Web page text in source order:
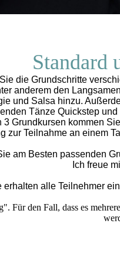
Standard
die Grundschritte
anderem den
und Salsa hinzu.
Tänze Quickstep
3 Grundkursen kommen
zur Teilnahme an einem
am Besten passenden
Ich freue
erhalten alle Teilnehmer
Für den Fall, dass es